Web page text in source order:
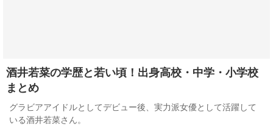
酒井若菜の学歴と若い頃！出身高校・中学・小学校
まとめ
グラビアアイドルとしてデビュー後、実力派女優として活躍して
いる酒井若菜さん。